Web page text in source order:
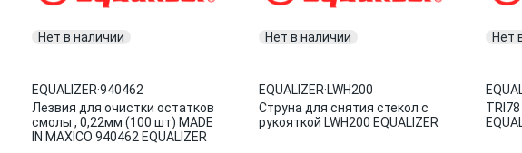
Нет в наличии
EQUALIZER·940462
Лезвия для очистки остатков
смолы , 0,22мм (100 шт) MADE
IN MAXICO 940462 EQUALIZER
Нет в наличии
EQUALIZER·LWH200
Струна для снятия стекол с
рукояткой LWH200 EQUALIZER
Нет